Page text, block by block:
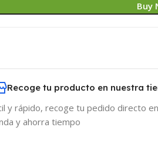
Buy
Recoge tu producto en nuestra
y rápido, recoge tu pedido directo en
y ahorra tiempo